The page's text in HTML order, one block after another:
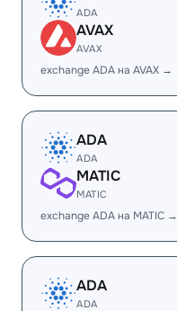
ADA
AVAX
AVAX
exchange ADA на AVAX →
ADA
ADA
MATIC
MATIC
exchange ADA на MATIC →
ADA
ADA